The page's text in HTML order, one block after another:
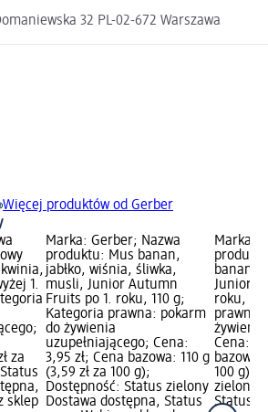
32 PL-02-672 Warszawa
Więcej produktów od Gerber
1.
za
sklep
Marka: Gerber; Nazwa
produktu: Mus banan,
jabłko, wiśnia, śliwka,
musli, Junior Autumn
Fruits po 1. roku, 110 g;
Kategoria prawna: pokarm
do żywienia
uzupełniającego; Cena:
3,95 zł; Cena bazowa: 110 g
(3,59 zł za 100 g);
Dostępność: Status zielony
Dostawa dostępna, Status
Marka:
banan,
Junior
roku,
prawna:
Cena:
bazowa:
100 g);
zielony
Status